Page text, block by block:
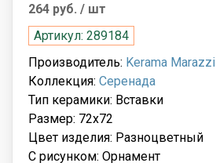
264 руб. / шт
Артикул: 289184
Производитель: Kerama Marazzi
Коллекция: Серенада
Тип керамики: Вставки
Размер: 72x72
Цвет изделия: Разноцветный
С рисунком: Орнамент